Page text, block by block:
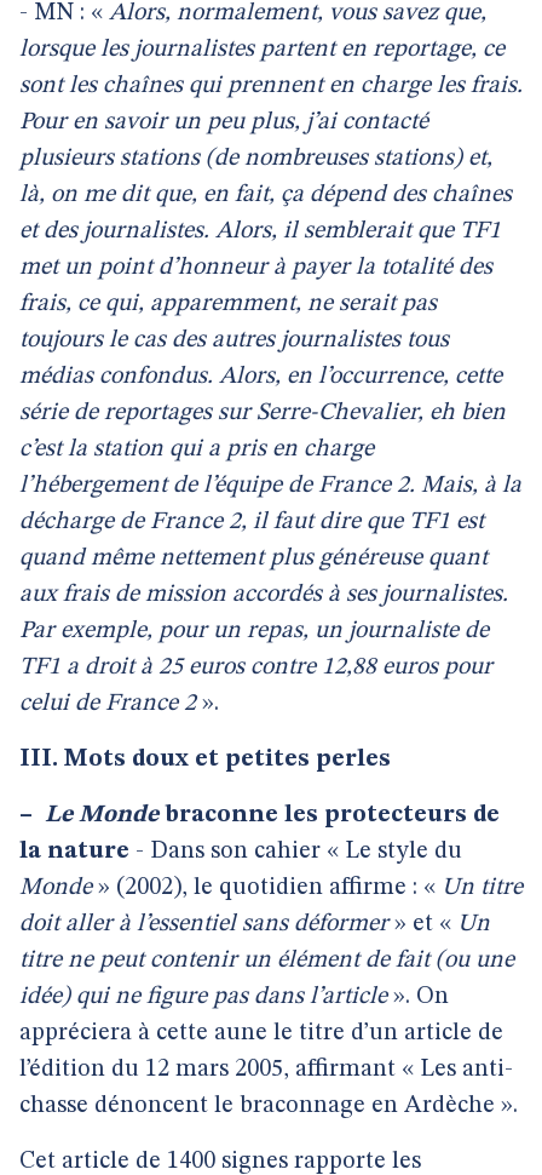
- MN : « Alors, normalement, vous savez que,
lorsque les journalistes partent en reportage, ce
sont les chaînes qui prennent en charge les frais.
Pour en savoir un peu plus, j’ai contacté
plusieurs stations (de nombreuses stations) et,
là, on me dit que, en fait, ça dépend des chaînes
et des journalistes. Alors, il semblerait que TF1
met un point d’honneur à payer la totalité des
frais, ce qui, apparemment, ne serait pas
toujours le cas des autres journalistes tous
médias confondus. Alors, en l’occurrence, cette
série de reportages sur Serre-Chevalier, eh bien
c’est la station qui a pris en charge
l’hébergement de l’équipe de France 2. Mais, à la
décharge de France 2, il faut dire que TF1 est
quand même nettement plus généreuse quant
aux frais de mission accordés à ses journalistes.
Par exemple, pour un repas, un journaliste de
TF1 a droit à 25 euros contre 12,88 euros pour
celui de France 2».
III. Mots doux et petites perles
– Le Mondebraconne les protecteurs de
la nature - Dans son cahier « Le style du
Monde» (2002), le quotidien affirme : « Un titre
doit aller à l’essentiel sans déformer» et « Un
titre ne peut contenir un élément de fait (ou une
idée) qui ne figure pas dans l’article». On
appréciera à cette aune le titre d’un article de
l’édition du 12 mars 2005, affirmant « Les anti-
chasse dénoncent le braconnage en Ardèche ».
Cet article de 1400 signes rapporte les